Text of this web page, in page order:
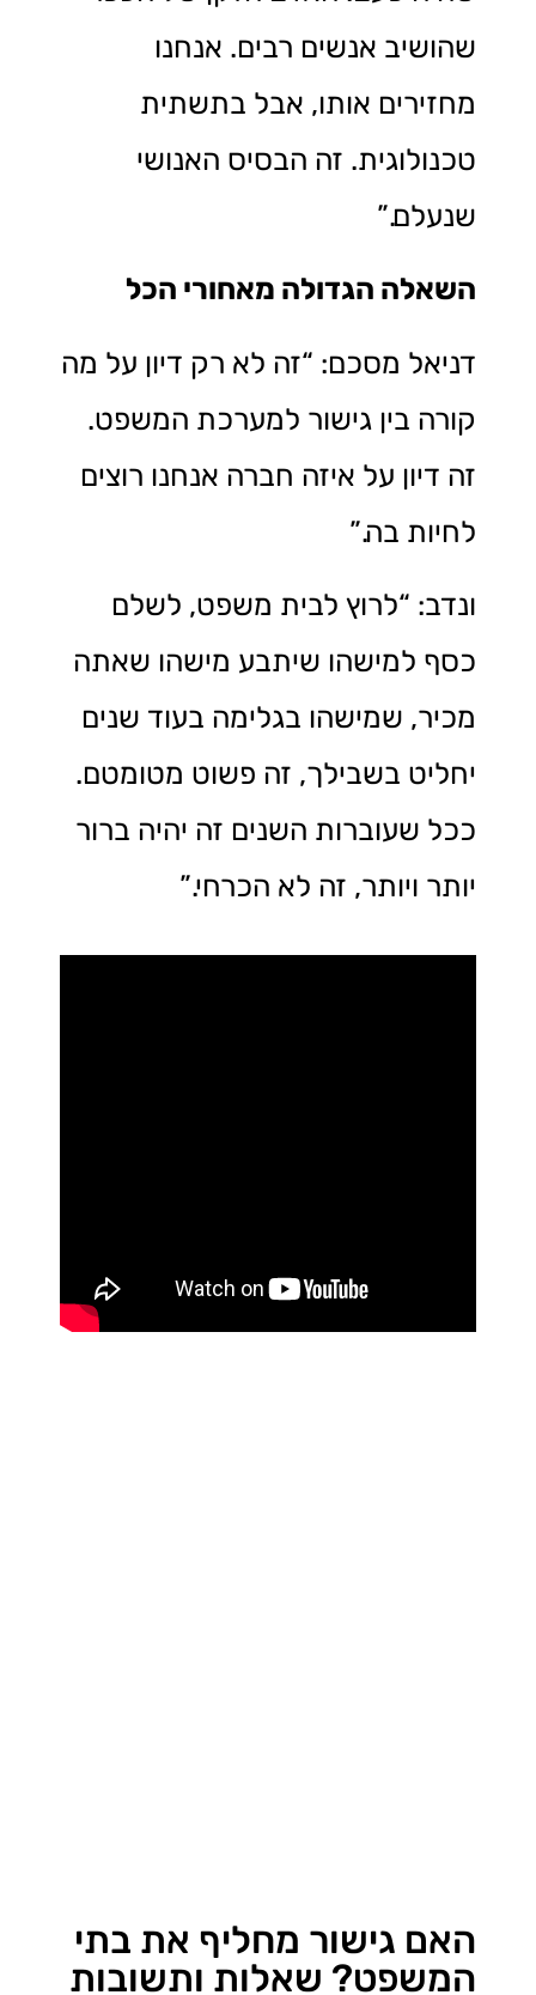
שהושיב אנשים רבים. אנחנו
מחזירים אותו, אבל בתשתית
טכנולוגית. זה הבסיס האנושי
שנעלם.”
השאלה הגדולה מאחורי הכל
דניאל מסכם: “זה לא רק דיון על מה
קורה בין גישור למערכת המשפט.
זה דיון על איזה חברה אנחנו רוצים
לחיות בה.”
ונדב: “לרוץ לבית משפט, לשלם
כסף למישהו שיתבע מישהו שאתה
מכיר, שמישהו בגלימה בעוד שנים
יחליט בשבילך, זה פשוט מטומטם.
ככל שעוברות השנים זה יהיה ברור
יותר ויותר, זה לא הכרחי.”
האם גישור מחליף את בתי
המשפט? שאלות ותשובות